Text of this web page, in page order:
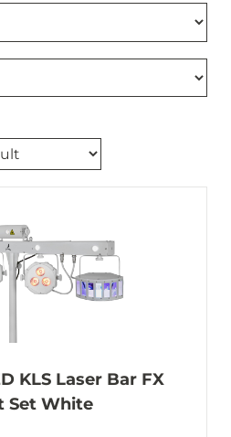
KLS Laser Bar FX
Set White